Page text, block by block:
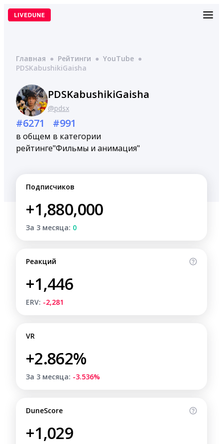
Перейти
Главная ● Рейтинги ● YouTube ●
PDSKabushikiGaisha
PDSKabushikiGaisha
@pdsx
#6271
в общем
рейтинге
#991
в категории
"Фильмы и анимация"
Подписчиков
+1,880,000
За 3 месяца: 0
Реакций
+1,446
ERV: -2,281
VR
+2.862%
За 3 месяца: -3.536%
DuneScore
+1,029